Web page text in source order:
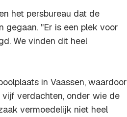
het persbureau dat de
gegaan. "Er is een plek voor
We vinden dit heel
in Vaassen, waardoor
verdachten, onder wie de
vermoedelijk niet heel